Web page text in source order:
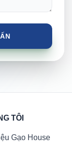
TÔI
Gạo House